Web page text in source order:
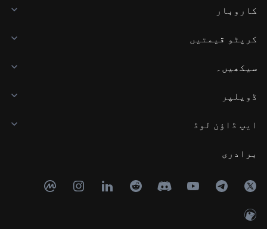
کاروبار
کرپٹو قیمتیں
سیکھیں۔
ڈویلپر
ایپ ڈاؤن لوڈ
برادری